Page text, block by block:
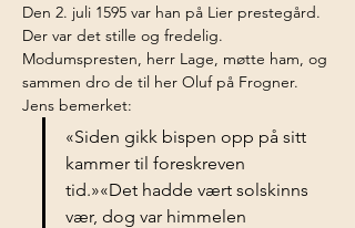
Den 2. juli 1595 var han på Lier prestegård.
Der var det stille og fredelig.
Modumspresten, herr Lage, møtte ham, og
sammen dro de til her Oluf på Frogner.
Jens bemerket:
«Siden gikk bispen opp på sitt
kammer til foreskreven
tid.»«Det hadde vært solskinns
vær, dog var himmelen